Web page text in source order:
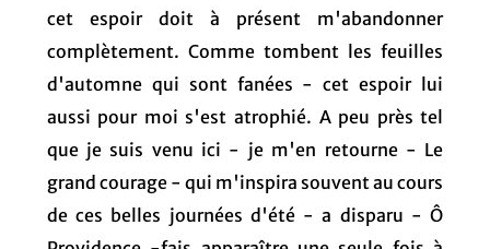
cet espoir doit à présent m'abandonner
complètement. Comme tombent les feuilles
d'automne qui sont fanées - cet espoir lui
aussi pour moi s'est atrophié. A peu près tel
que je suis venu ici - je m'en retourne - Le
grand courage - qui m'inspira souvent au cours
de ces belles journées d'été - a disparu - Ô